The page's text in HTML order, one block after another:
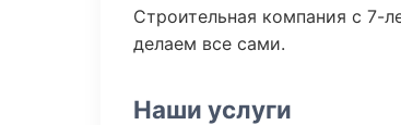
Строительная компания с 7-
делаем все сами.
Наши услуги